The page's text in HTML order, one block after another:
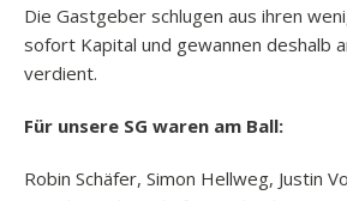
Die Gastgeber schlugen aus ihren
sofort Kapital und gewannen deshalb
verdient.
Für unsere SG waren am Ball:
Robin Schäfer, Simon Hellweg, Justin